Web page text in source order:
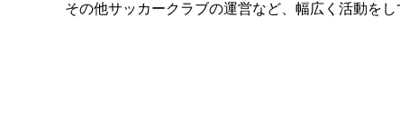
その他サッカークラブの運営など、幅広く活動をし